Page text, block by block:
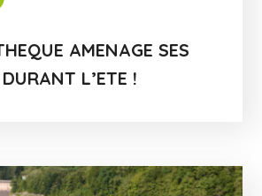
AMENAGE SES
L’ETE !